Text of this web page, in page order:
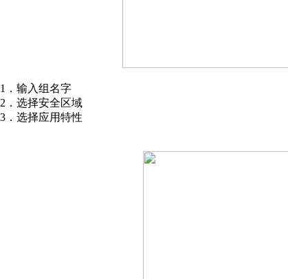
1．输入组名字
2．选择安全区域
3．选择应用特性